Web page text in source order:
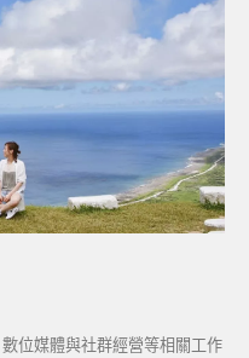
位媒體與社群經營等相關工作